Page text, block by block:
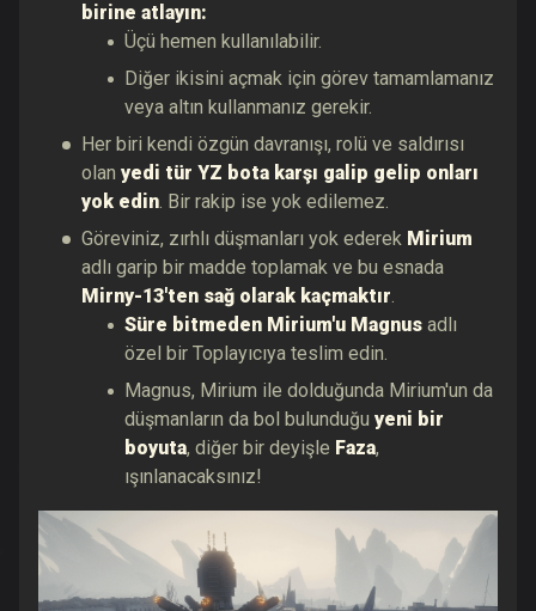
birine atlayın:
Üçü hemen kullanılabilir.
Diğer ikisini açmak için görev tamamlamanız
veya altın kullanmanız gerekir.
Her biri kendi özgün davranışı, rolü ve saldırısı
olan yedi tür YZ bota karşı galip gelip onları
yok edin. Bir rakip ise yok edilemez.
Göreviniz, zırhlı düşmanları yok ederek Mirium
adlı garip bir madde toplamak ve bu esnada
Mirny-13'ten sağ olarak kaçmaktır.
Süre bitmeden Mirium'u Magnus adlı
özel bir Toplayıcıya teslim edin.
Magnus, Mirium ile dolduğunda Mirium'un da
düşmanların da bol bulunduğu yeni bir
boyuta, diğer bir deyişle Faza,
ışınlanacaksınız!